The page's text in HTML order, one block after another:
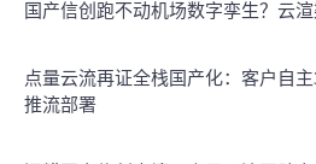
国产信创跑不动机场数字孪生？云
点量云流再证全栈国产化：客户自
推流部署